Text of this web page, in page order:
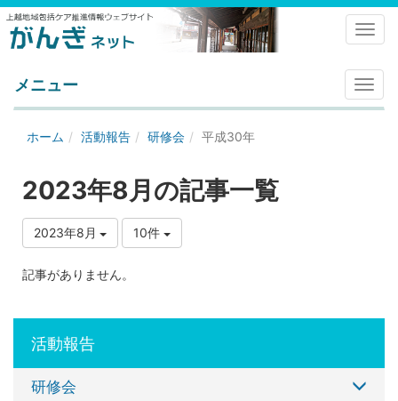
メ
ニ
メニュー
ホーム 活動報告 研修会 平成30年
2023年8月の記事一覧
2023年8月 10件
記事がありません。
活動報告
研修会